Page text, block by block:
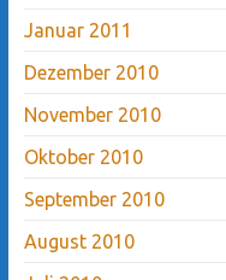
Januar 2011
Dezember 2010
November 2010
Oktober 2010
September 2010
August 2010